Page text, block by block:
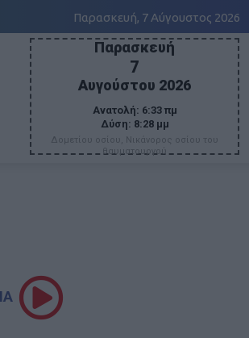
Παρασκευή, 7 Αύγουστος 2026
Παρασκευή
7
Αυγούστου 2026
Ανατολή: 6:33 πμ
Δύση: 8:28 μμ
Δομετίου οσίου, Νικάνορος οσίου του
θαυματουργού